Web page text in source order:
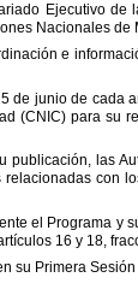
Ejecutivo de
Nacionales de
e
de junio de cada
(CNIC) para su
publicación, las
relacionadas con
el Programa y
16 y 18,
su Primera Sesión